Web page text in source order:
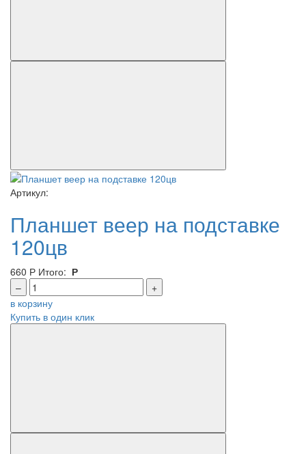
Артикул:
Планшет веер на подставке
120цв
660 Р Итого: Р
–
+
в корзину
Купить в один клик